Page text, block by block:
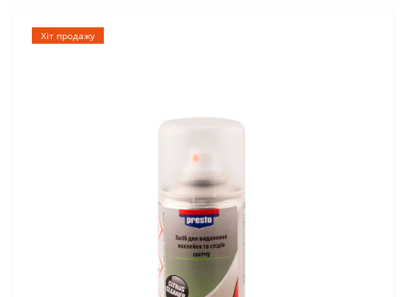
Хіт продажу